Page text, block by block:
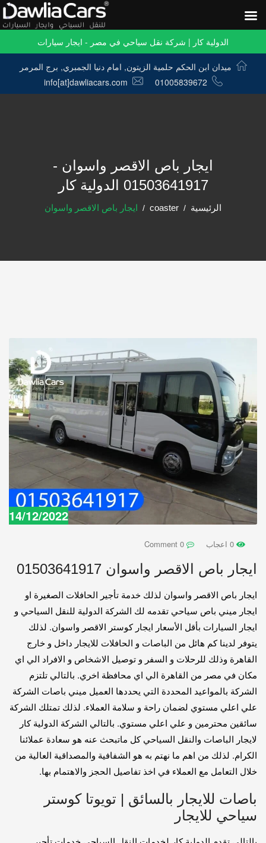
الدولية كار | شركة نقل سياحي في مصر - ايجار سيارات
ميدان ابن الحكم حلمية الزيتون, امام دنيا الجمبري, برج المرمر
01005839672
info[at]dawliacars.com
ايجار باص الاقصر واسوان -
01503641917 الدولية كار
الرئيسية coaster ايجار باص الاقصر واسوان
14/12/2022
ايجار باص الاقصر واسوان 01503641917
ايجار باص الاقصر واسوان لذلك خدمة تأجير الحافلات الصغيرة او
ايجار ميني باص سياحي تقدمه لك الشركة الدولية للنقل السياحي و
ايجار السيارات بأقل الأسعار ايجار كوستر الاقصر واسوان. لذلك
يتوفر لدينا كم هائل من الباصات و الحافلات للايجار داخل و خارج
القاهرة وذلك للرحلات و السفر و توصيل الاشخاص و الافراد الي اي
مكان في مصر من القاهرة الي اي محافظة اخري. بالتالي تلتزم
الشركة بالمواعيد المحددة التي يحددها العميل ميني باصات الشركة
علي اعلي مستوي لضمان راحة و سلامة العملاء. لذلك تمتلك الشركة
سائقين محترمين و علي اعلي مستوي. بالتالي الشركة الدولية كار
لايجار الباصات والنقل السياحي كل ماتبحث عنه هو سعادة عملائنا
الكرام. لذلك من اهم ما نهتم به هو الشفافية والمصداقية العالية من
خلال التعامل مع العملاء في اخذ تفاصيل الحجز والاهتمام بها.
باصات للايجار بالسائق | تويوتا كوستر
سياحي للايجار